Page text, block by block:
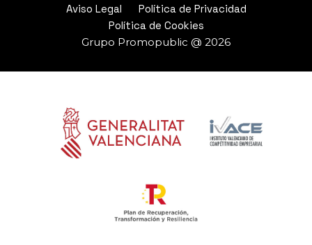
Aviso Legal
Política de Privacidad
Política de Cookies
Grupo Promopublic @ 2026